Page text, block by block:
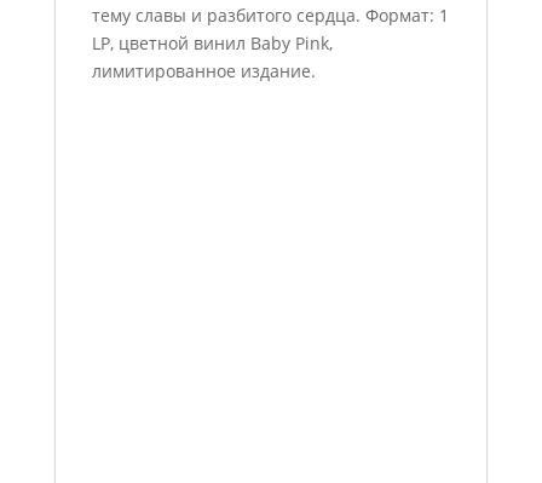
тему славы и разбитого сердца. Формат: 1
LP, цветной винил Baby Pink,
лимитированное издание.